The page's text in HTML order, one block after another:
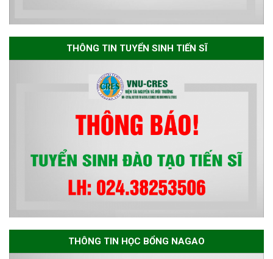
Thông báo danh sách thí sinh
đủ điều kiện dự tuyển Chương
trình đào tạo tiến sĩ chuyên
ngành Môi trường và phát triển
THÔNG TIN TUYỂN SINH TIẾN SĨ
THÔNG TIN HỌC BỔNG NAGAO